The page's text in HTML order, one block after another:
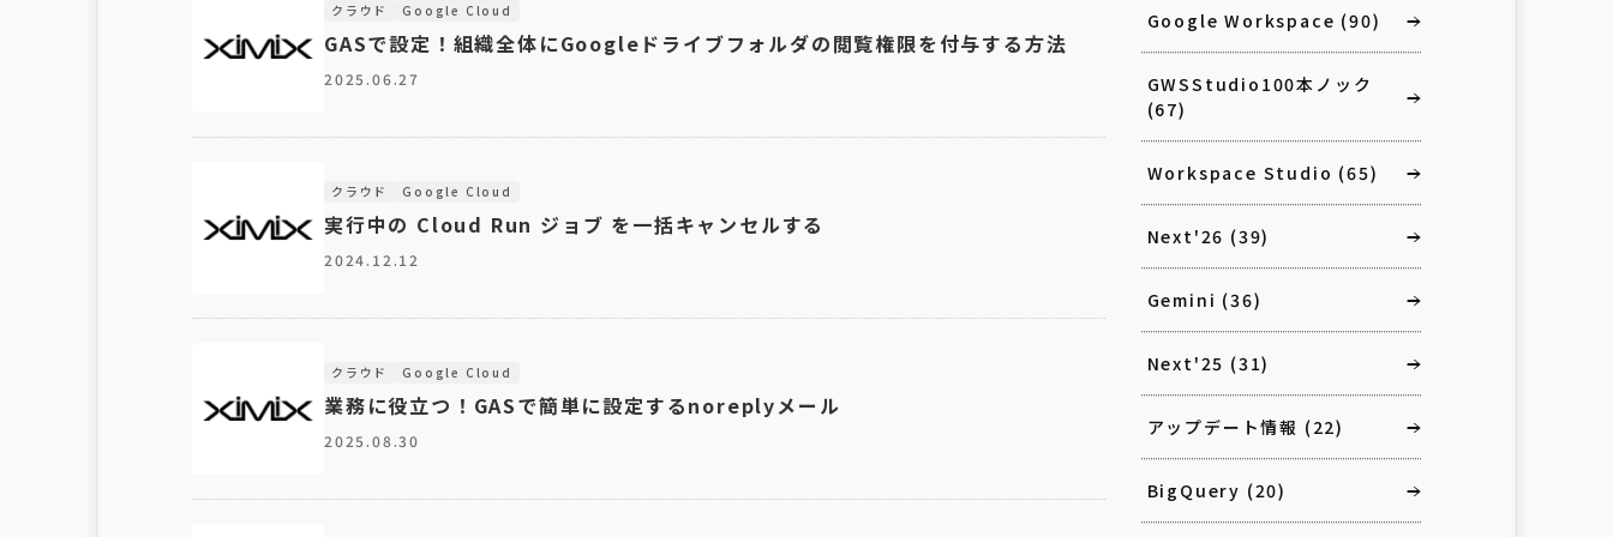
クラウド Google Cloud
GASで設定！組織全体にGoogleドライブフォルダの閲覧権限を付与する方法
2025.06.27
クラウド Google Cloud
実行中の Cloud Run ジョブ を一括キャンセルする
2024.12.12
クラウド Google Cloud
業務に役立つ！GASで簡単に設定するnoreplyメール
2025.08.30
Google Workspace (90)
GWSStudio100本ノック
(67)
Workspace Studio (65)
Next'26 (39)
Gemini (36)
Next'25 (31)
アップデート情報 (22)
BigQuery (20)